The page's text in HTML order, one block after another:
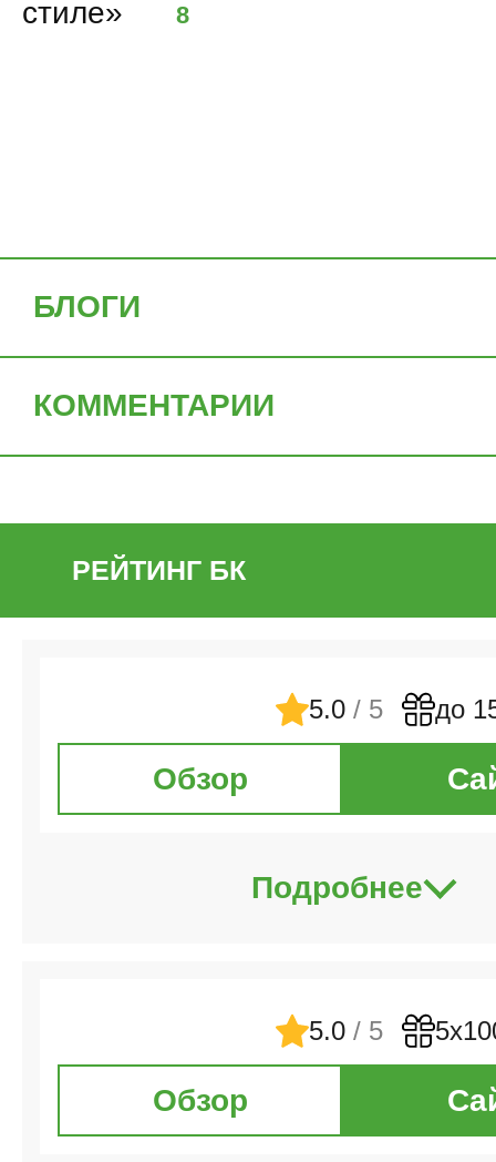
стиле» 8
БЛОГИ
КОММЕНТАРИИ
РЕЙТИНГ БК
5.0 / 5 до
Обзор
Подробнее
5.0 / 5
Обзор